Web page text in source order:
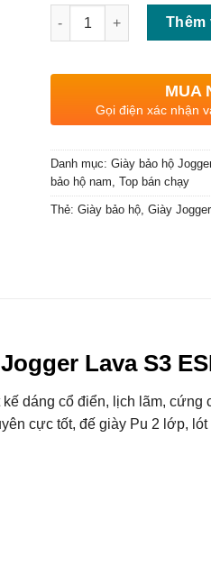
Số lượng
Thêm
MUA
Gọi điện xác nhận
Danh mục: Giày bảo hộ Jogger
bảo hộ nam, Top bán chạy
Thẻ: Giày bảo hộ, Giày Jogger
Lava S3
dáng cổ điển, lịch lãm,
cực tốt, đế giày Pu 2 lớp,